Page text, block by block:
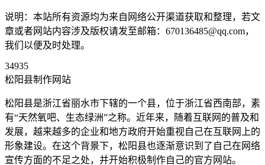
说明：本站所有资源均为来自网络公开渠道获取和整理，若文
章或者网站内容涉及版权请发至邮箱：670136485@qq.com，
我们以便及时处理。
34935
松阳县制作网站
松阳县是浙江省丽水市下辖的一个县，位于浙江省西南部，素
有“天然氧吧、生态绿洲”之称。近年来，随着互联网的普及和
发展，越来越多的企业和地方政府开始重视自己在互联网上的
形象建设。在这个背景下，松阳县也逐渐意识到了自己在网络
宣传方面的不足之处，并开始积极制作自己的官方网站。